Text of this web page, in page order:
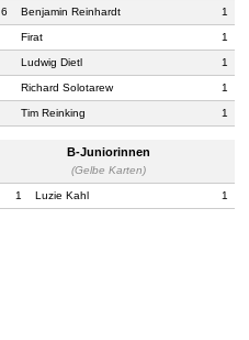
6 Benjamin Reinhardt 1
Firat 1
Ludwig Dietl 1
Richard Solotarew 1
Tim Reinking 1
B-Juniorinnen
(Gelbe Karten)
1 Luzie Kahl 1